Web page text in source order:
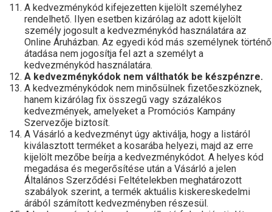
A kedvezménykód kifejezetten kijelölt személyhez
rendelhető. Ilyen esetben kizárólag az adott kijelölt
személy jogosult a kedvezménykód használatára az
Online Áruházban. Az egyedi kód más személynek történő
átadása nem jogosítja fel azt a személyt a
kedvezménykód használatára.
A kedvezménykódok nem válthatók be készpénzre.
A kedvezménykódok nem minősülnek fizetőeszköznek,
hanem kizárólag fix összegű vagy százalékos
kedvezmények, amelyeket a Promóciós Kampány
Szervezője biztosít.
A Vásárló a kedvezményt úgy aktiválja, hogy a listáról
kiválasztott terméket a kosarába helyezi, majd az erre
kijelölt mezőbe beírja a kedvezménykódot. A helyes kód
megadása és megerősítése után a Vásárló a jelen
Általános Szerződési Feltételekben meghatározott
szabályok szerint, a termék aktuális kiskereskedelmi
árából számított kedvezményben részesül.